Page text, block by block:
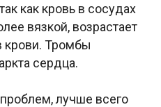
как кровь в сосудах
вязкой, возрастает
крови. Тромбы
сердца.
лучше всего